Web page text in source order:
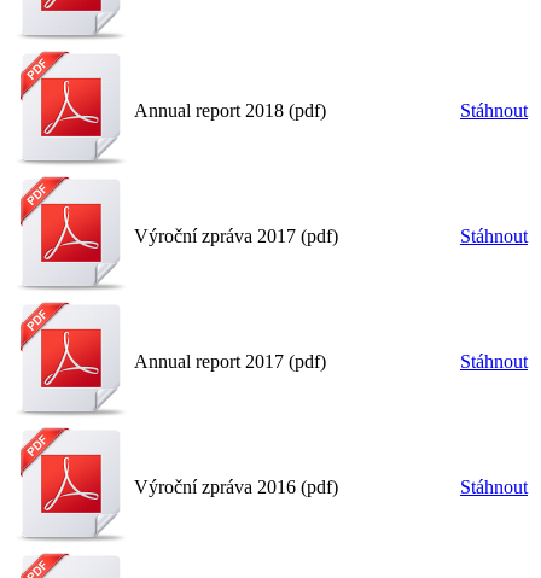
Annual report 2018 (pdf) Stáhnout
Výroční zpráva 2017 (pdf) Stáhnout
Annual report 2017 (pdf) Stáhnout
Výroční zpráva 2016 (pdf) Stáhnout